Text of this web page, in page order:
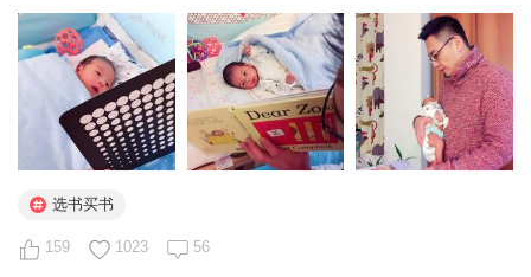
人小孩都喜欢。 想囤着自己先翻翻的DK科普书，他都能从头到
尾津津有味的...
选书买书
159 1023 56